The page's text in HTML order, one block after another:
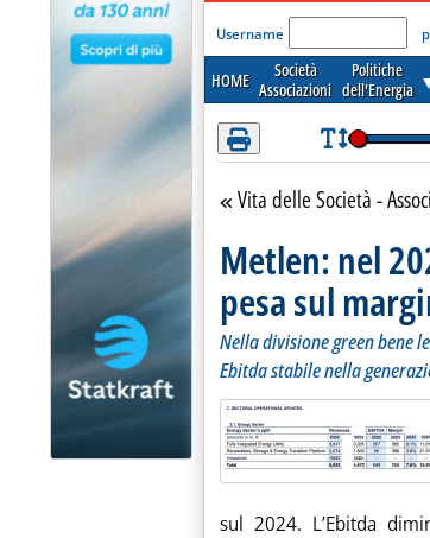
'Modulo Login
Username
HOME
Società
Associazioni
Politiche
dell'Energia
Torna alla sezione
Vita delle Società -
Metlen: nel
pesa sul
Nella divisione green bene
Ebitda stabile nella
sul 2024. L’Ebitda